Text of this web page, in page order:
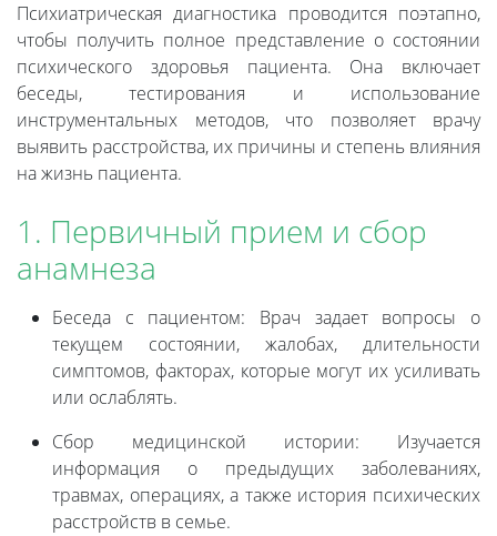
Психиатрическая диагностика проводится поэтапно,
чтобы получить полное представление о состоянии
психического здоровья пациента. Она включает
беседы, тестирования и использование
инструментальных методов, что позволяет врачу
выявить расстройства, их причины и степень влияния
на жизнь пациента.
1. Первичный прием и сбор
анамнеза
Беседа с пациентом: Врач задает вопросы о
текущем состоянии, жалобах, длительности
симптомов, факторах, которые могут их усиливать
или ослаблять.
Сбор медицинской истории: Изучается
информация о предыдущих заболеваниях,
травмах, операциях, а также история психических
расстройств в семье.